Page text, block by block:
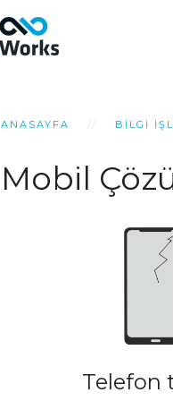
ANASAYFA BILGI
Mobil
Telefon